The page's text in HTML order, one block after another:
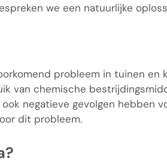
we een natuurlijke
probleem in tuinen
van chemische
negatieve gevolgen hebben
dit probleem.